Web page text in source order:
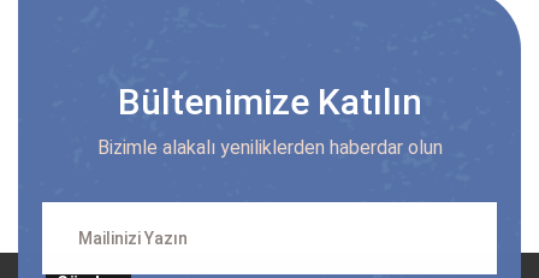
Bültenimize Katılın
Bizimle alakalı yeniliklerden haberdar olun